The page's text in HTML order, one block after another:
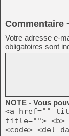
Commentaire
Votre adresse e-
obligatoires sont
NOTE - Vous
<a href=""
title=""> <b>
<code> <del